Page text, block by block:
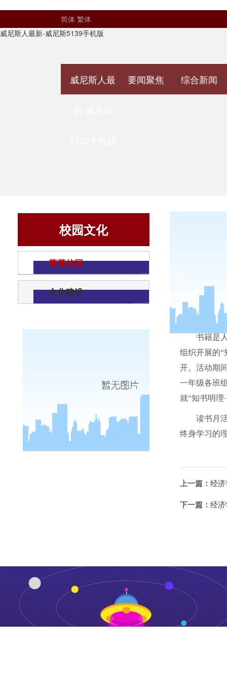
简体 繁体
威尼斯人最新-威尼斯5139手机版
威尼斯人最 要闻聚焦 综合新闻
校园文化
菁菁校园
文化建设
书籍是
组织开展的“
开。活动期
一年级各班
就“知书明理
读书月
终身学习的
上一篇： 经
下一篇： 经